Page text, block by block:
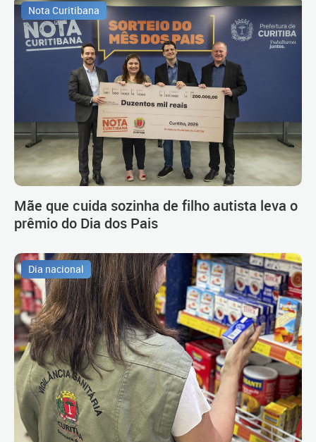
Nota Curitibana
Mãe que cuida sozinha de filho autista leva o
prêmio do Dia dos Pais
Dia nacional